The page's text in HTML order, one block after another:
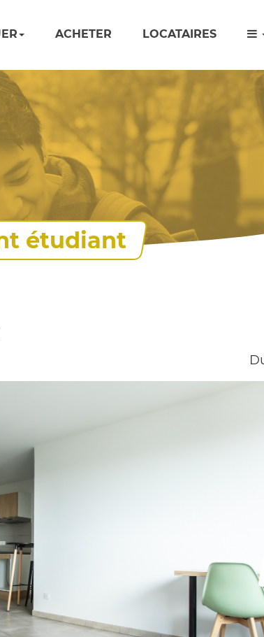
ACHETER LOCATAIRES
étudiant